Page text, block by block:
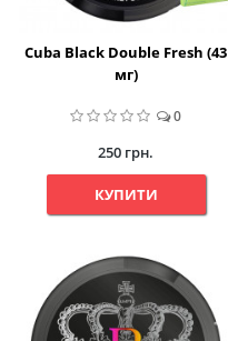
Cuba Black Double Fresh (43
мг)
0
250 грн.
КУПИТИ